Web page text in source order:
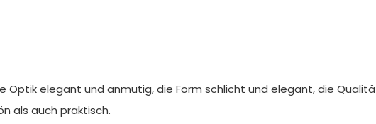
Optik elegant und anmutig, die Form schlicht und elegant, die
als auch praktisch.